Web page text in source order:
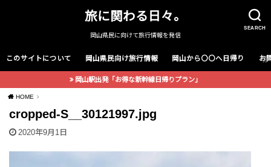
SEARCH
旅に関わる日々。
岡山県民に向けて旅行情報を発信
このサイトについて 岡山県民向け旅行情報 岡山から〇〇へ日帰り お
岡山駅出発「お得な新幹線日帰りプラン」
HOME
cropped-S__30121997.jpg
2020年9月1日